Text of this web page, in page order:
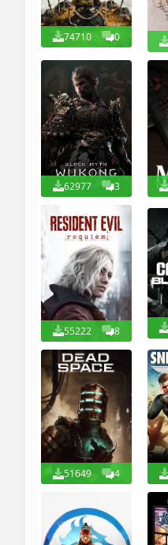
74710 0
62977 3
55222 8
51649 4